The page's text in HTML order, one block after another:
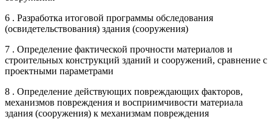
6 . Разработка итоговой программы обследования
(освидетельствования) здания (сооружения)
7 . Определение фактической прочности материалов и
строительных конструкций зданий и сооружений, сравнение с
проектными параметрами
8 . Определение действующих повреждающих факторов,
механизмов повреждения и восприимчивости материала
здания (сооружения) к механизмам повреждения